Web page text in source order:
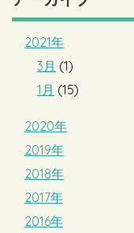
2021年
3月 (1)
1月 (15)
2020年
2019年
2018年
2017年
2016年